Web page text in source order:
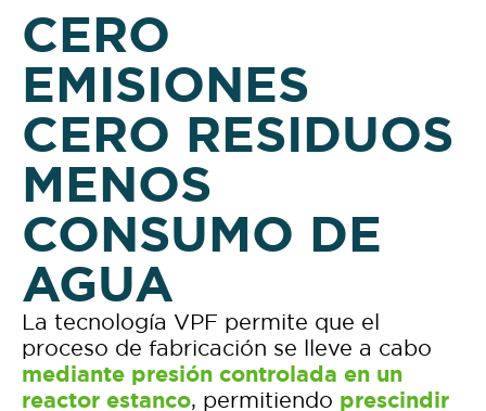
CERO
EMISIONES
CERO RESIDUOS
MENOS
CONSUMO DE
AGUA
La tecnología VPF permite que el
proceso de fabricación se lleve a cabo
mediante presión controlada en un
reactor estanco, permitiendo prescindir